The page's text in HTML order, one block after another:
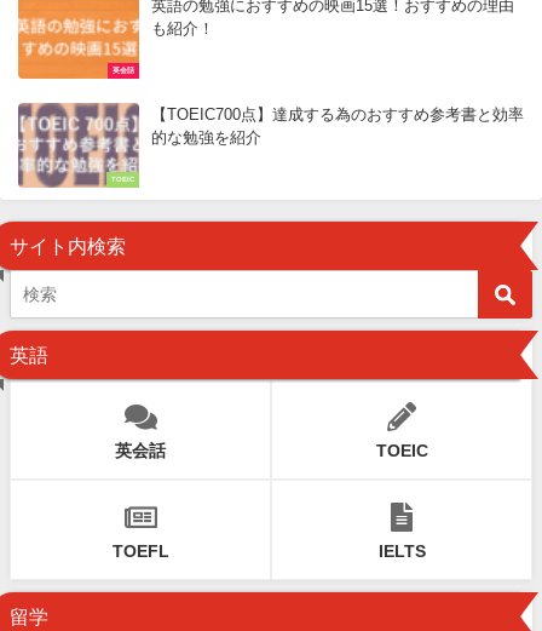
英会話
英語の勉強におすすめの映画15選！おすすめの理由
も紹介！
TOEIC
【TOEIC700点】達成する為のおすすめ参考書と効率
的な勉強を紹介
サイト内検索
英語
英会話 TOEIC
TOEFL IELTS
留学